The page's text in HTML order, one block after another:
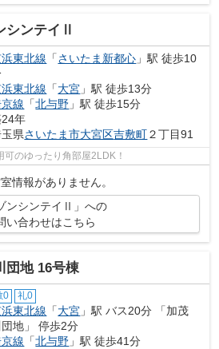
シンテイⅡ
東北線 「さいたま新都心 」駅 徒歩10
東北線 「大宮 」駅 徒歩13分
線 「北与野 」駅 徒歩15分
年
県さいたま市大宮区吉敷町２丁目91
のゆったり角部屋2LDK！
情報がありません。
ンシンテイⅡ」への
い合わせはこちら
団地 16号棟
0 礼0
東北線 「大宮 」駅 バス20分 「加茂
団地」 停歩2分
線 「北与野 」駅 徒歩41分